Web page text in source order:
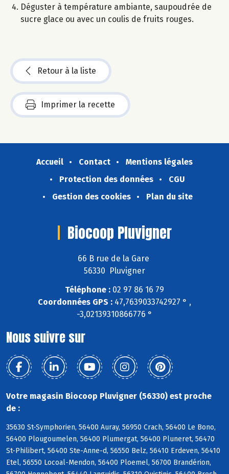
Déguster à température ambiante, saupoudrée de
sucre glace ou avec un coulis de fruits rouges.
Retour à la liste
Imprimer la recette
Accueil Contact
Mentions légales
Protection des données
CGU
Gestion des cookies
Plan du site
Biocoop Pluvigner
66 B rue de la Gare
56330 Pluvigner
Téléphone : 02 97 86 16 79
Coordonnées GPS : 47,7639033742927 ° ,
-3,02139310866776 °
Nous suivre sur
Votre magasin Biocoop Pluvigner (56330) est proche
de :
35630 St-Symphorien, 56400 Auray, 56950 Crach, 56400 Le Bono,
56400 Plougoumelen, 56400 Plumergat, 56400 Pluneret, 56470
St-Philibert, 56400 Ste-Anne-d, 56550 Belz, 56410 Erdeven, 56410
Etel, 56550 Locoal-Mendon, 56400 Ploemel, 56700 Brandérion,